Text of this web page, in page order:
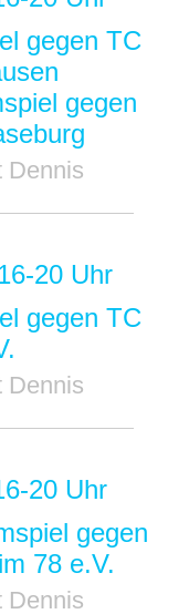
gegen TC
gegen
Dennis
20 Uhr
gegen TC
Dennis
20 Uhr
gegen
78 e.V.
Dennis